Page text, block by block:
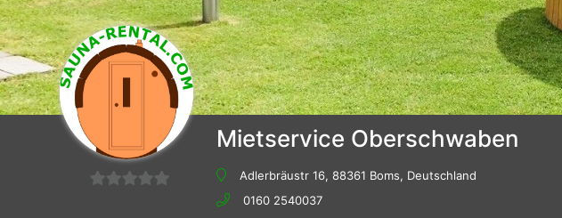
Mietservice Oberschwaben
Adlerbräustr 16, 88361 Boms, Deutschland
0160 2540037